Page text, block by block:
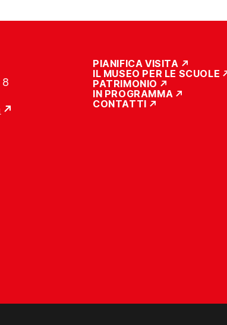
8
PIANIFICA VISITA
IL MUSEO PER LE SCUOLE
PATRIMONIO
IN PROGRAMMA
CONTATTI